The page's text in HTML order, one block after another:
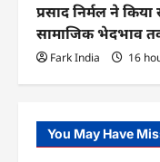
प्रसाद निर्मल ने
सामाजिक भेदभाव
Fark India 16
You May Have